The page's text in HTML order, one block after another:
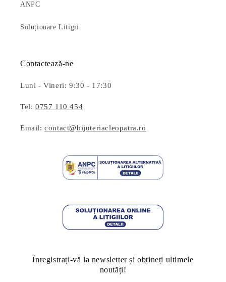
ANPC
Soluționare Litigii
Contactează-ne
Luni - Vineri: 9:30 - 17:30
Tel:0757 110 454
Email:contact@bijuteriacleopatra.ro
Înregistrați-vă la newsletter și obțineți ultimele
noutăți!